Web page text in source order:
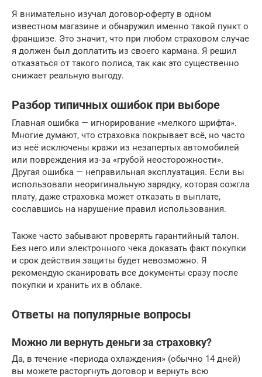
Я внимательно изучал договор-оферту в одном
известном магазине и обнаружил именно такой пункт о
франшизе. Это значит, что при любом страховом случае
я должен был доплатить из своего кармана. Я решил
отказаться от такого полиса, так как это существенно
снижает реальную выгоду.
Разбор типичных ошибок при выборе
Главная ошибка — игнорирование «мелкого шрифта».
Многие думают, что страховка покрывает всё, но часто
из неё исключены кражи из незапертых автомобилей
или повреждения из-за «грубой неосторожности».
Другая ошибка — неправильная эксплуатация. Если вы
использовали неоригинальную зарядку, которая сожгла
плату, даже страховка может отказать в выплате,
сославшись на нарушение правил использования.
Также часто забывают проверять гарантийный талон.
Без него или электронного чека доказать факт покупки
и срок действия защиты будет невозможно. Я
рекомендую сканировать все документы сразу после
покупки и хранить их в облаке.
Ответы на популярные вопросы
Можно ли вернуть деньги за страховку?
Да, в течение «периода охлаждения» (обычно 14 дней)
вы можете расторгнуть договор и вернуть всю